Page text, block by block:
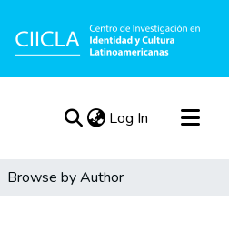
Log In (current)
Browse by Author